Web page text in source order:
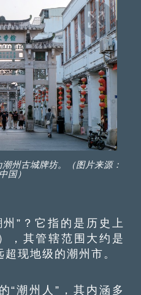
州古城牌坊。（图片来源：
国）
”？它指的是历史上
，其管辖范围大约是
现地级的潮州市。
潮州人”，其内涵多